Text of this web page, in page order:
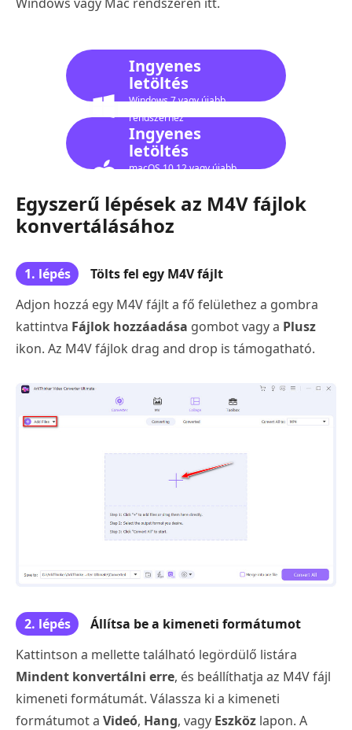
Ingyenes
letöltés
Windows 7 vagy újabb
rendszerhez
Ingyenes
letöltés
macOS 10.12 vagy újabb
Egyszerű lépések az M4V fájlok
konvertálásához
1. lépés
Tölts fel egy M4V fájlt
Adjon hozzá egy M4V fájlt a fő felülethez a gombra
kattintva Fájlok hozzáadása gombot vagy a Plusz
ikon. Az M4V fájlok drag and drop is támogatható.
2. lépés
Állítsa be a kimeneti formátumot
Kattintson a mellette található legördülő listára
Mindent konvertálni erre, és beállíthatja az M4V fájl
kimeneti formátumát. Válassza ki a kimeneti
formátumot a Videó, Hang, vagy Eszköz lapon. A